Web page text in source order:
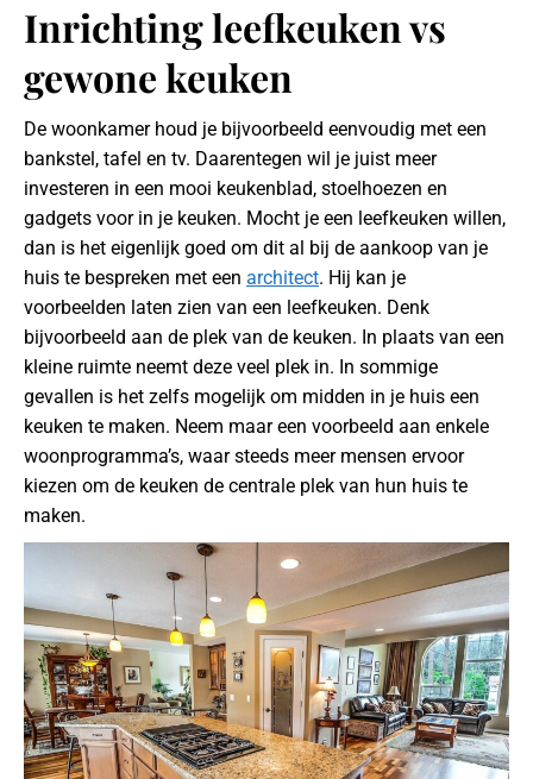
Inrichting leefkeuken vs
gewone keuken
De woonkamer houd je bijvoorbeeld eenvoudig met een
bankstel, tafel en tv. Daarentegen wil je juist meer
investeren in een mooi keukenblad, stoelhoezen en
gadgets voor in je keuken. Mocht je een leefkeuken willen,
dan is het eigenlijk goed om dit al bij de aankoop van je
huis te bespreken met een architect. Hij kan je
voorbeelden laten zien van een leefkeuken. Denk
bijvoorbeeld aan de plek van de keuken. In plaats van een
kleine ruimte neemt deze veel plek in. In sommige
gevallen is het zelfs mogelijk om midden in je huis een
keuken te maken. Neem maar een voorbeeld aan enkele
woonprogramma’s, waar steeds meer mensen ervoor
kiezen om de keuken de centrale plek van hun huis te
maken.